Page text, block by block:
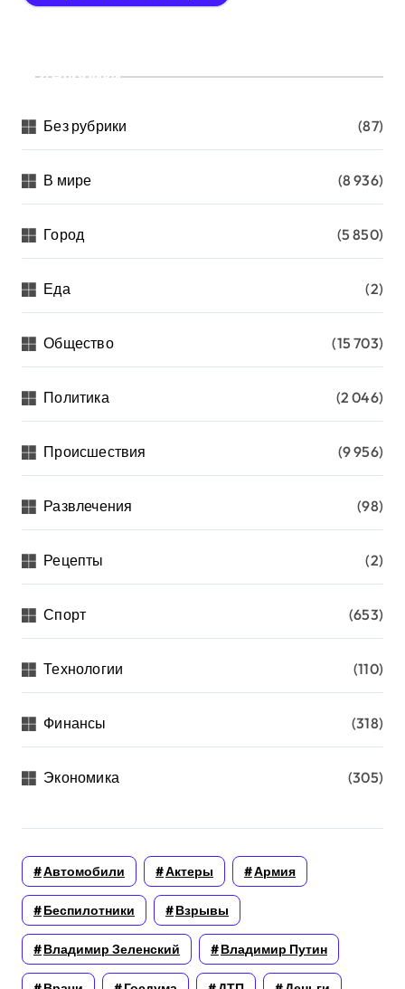
Рубрики
Без рубрики (87)
В мире (8 936)
Город (5 850)
Еда (2)
Общество (15 703)
Политика (2 046)
Происшествия (9 956)
Развлечения (98)
Рецепты (2)
Спорт (653)
Технологии (110)
Финансы (318)
Экономика (305)
Автомобили Актеры Армия
Беспилотники Взрывы
Владимир Зеленский Владимир Путин